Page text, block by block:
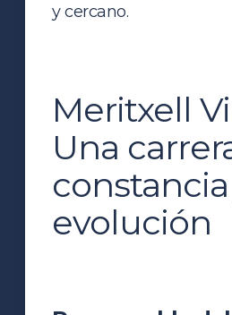
y cercano.
Meritxell
Una
evolución